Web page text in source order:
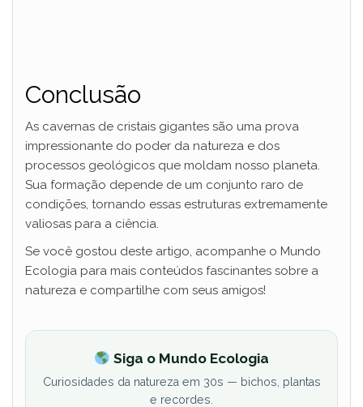
Conclusão
As cavernas de cristais gigantes são uma prova
impressionante do poder da natureza e dos
processos geológicos que moldam nosso planeta.
Sua formação depende de um conjunto raro de
condições, tornando essas estruturas extremamente
valiosas para a ciência.
Se você gostou deste artigo, acompanhe o Mundo
Ecologia para mais conteúdos fascinantes sobre a
natureza e compartilhe com seus amigos!
Siga o Mundo Ecologia
Curiosidades da natureza em 30s — bichos, plantas
e recordes.